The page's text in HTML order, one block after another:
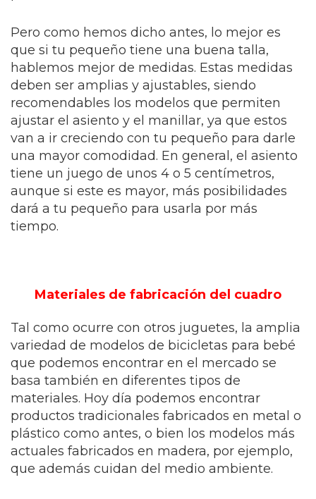
Pero como hemos dicho antes, lo mejor es
que si tu pequeño tiene una buena talla,
hablemos mejor de medidas. Estas medidas
deben ser amplias y ajustables, siendo
recomendables los modelos que permiten
ajustar el asiento y el manillar, ya que estos
van a ir creciendo con tu pequeño para darle
una mayor comodidad. En general, el asiento
tiene un juego de unos 4 o 5 centímetros,
aunque si este es mayor, más posibilidades
dará a tu pequeño para usarla por más
tiempo.
Materiales de fabricación del cuadro
Tal como ocurre con otros juguetes, la amplia
variedad de modelos de bicicletas para bebé
que podemos encontrar en el mercado se
basa también en diferentes tipos de
materiales. Hoy día podemos encontrar
productos tradicionales fabricados en metal o
plástico como antes, o bien los modelos más
actuales fabricados en madera, por ejemplo,
que además cuidan del medio ambiente.